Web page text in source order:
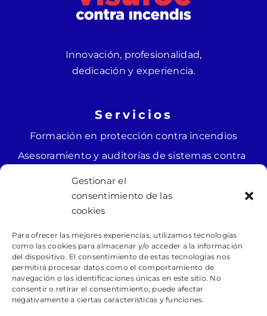
Gestionar el
consentimiento de las
cookies
Para ofrecer las mejores experiencias, utilizamos tecnologías
como las cookies para almacenar y/o acceder a la información
del dispositivo. El consentimiento de estas tecnologías nos
permitirá procesar datos como el comportamiento de
navegación o las identificaciones únicas en este sitio. No
consentir o retirar el consentimiento, puede afectar
negativamente a ciertas características y funciones.
Innovación, profesionalidad,
dedicación y experiencia.
Servicios
Formación en protección contra incendios
Asesoramiento y auditorías de sistemas contra
Instalación y mantenimiento de sistemas
contra incendios
incendios
Legal
Aviso legal Política de cookies